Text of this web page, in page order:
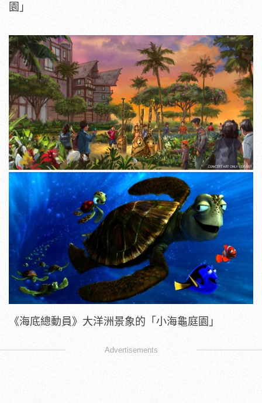
園」
《海底總動員》大洋洲景象的「小海龜庭園」
Advertisements